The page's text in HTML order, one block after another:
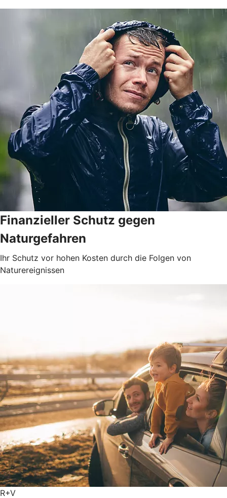
Finanzieller Schutz gegen
Naturgefahren
Ihr Schutz vor hohen Kosten durch die Folgen von
Naturereignissen
R+V